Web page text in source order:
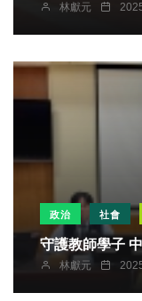
林獻元
政治 社會
守
林獻元